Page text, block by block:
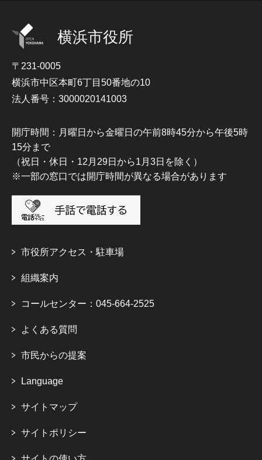
横浜市役所
〒231-0005
横浜市中区本町6丁目50番地の10
法人番号：3000020141003
開庁時間：月曜日から金曜日の午前8時45分から午後5時
15分まで
（祝日・休日・12月29日から1月3日を除く）
※一部の窓口では開庁時間が異なる場合があります
市役所アクセス・駐車場
組織案内
コールセンター：045-664-2525
よくある質問
市民からの提案
Language
サイトマップ
サイトポリシー